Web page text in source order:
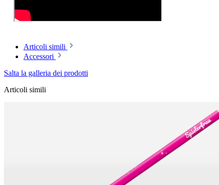
Articoli simili
Accessori
Salta la galleria dei prodotti
Articoli simili